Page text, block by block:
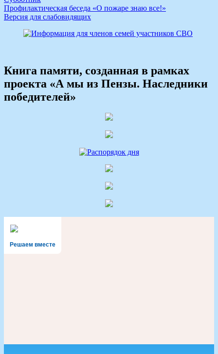
Профилактическая беседа «О пожаре знаю все!»
Версия для слабовидящих
Книга памяти, созданная в рамках
проекта «А мы из Пензы. Наследники
победителей»
Решаем вместе